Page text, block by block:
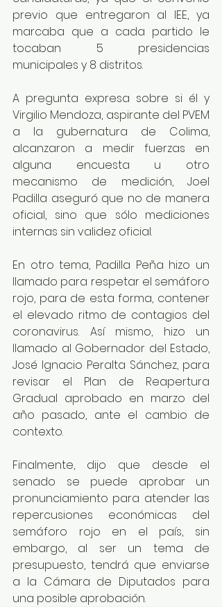
previo que entregaron al IEE, ya
marcaba que a cada partido le
tocaban 5 presidencias
municipales y 8 distritos.
A pregunta expresa sobre si él y
Virgilio Mendoza, aspirante del PVEM
a la gubernatura de Colima,
alcanzaron a medir fuerzas en
alguna encuesta u otro
mecanismo de medición, Joel
Padilla aseguró que no de manera
oficial, sino que sólo mediciones
internas sin validez oficial.
En otro tema, Padilla Peña hizo un
llamado para respetar el semáforo
rojo, para de esta forma, contener
el elevado ritmo de contagios del
coronavirus. Así mismo, hizo un
llamado al Gobernador del Estado,
José Ignacio Peralta Sánchez, para
revisar el Plan de Reapertura
Gradual aprobado en marzo del
año pasado, ante el cambio de
contexto.
Finalmente, dijo que desde el
senado se puede aprobar un
pronunciamiento para atender las
repercusiones económicas del
semáforo rojo en el país, sin
embargo, al ser un tema de
presupuesto, tendrá que enviarse
a la Cámara de Diputados para
una posible aprobación.